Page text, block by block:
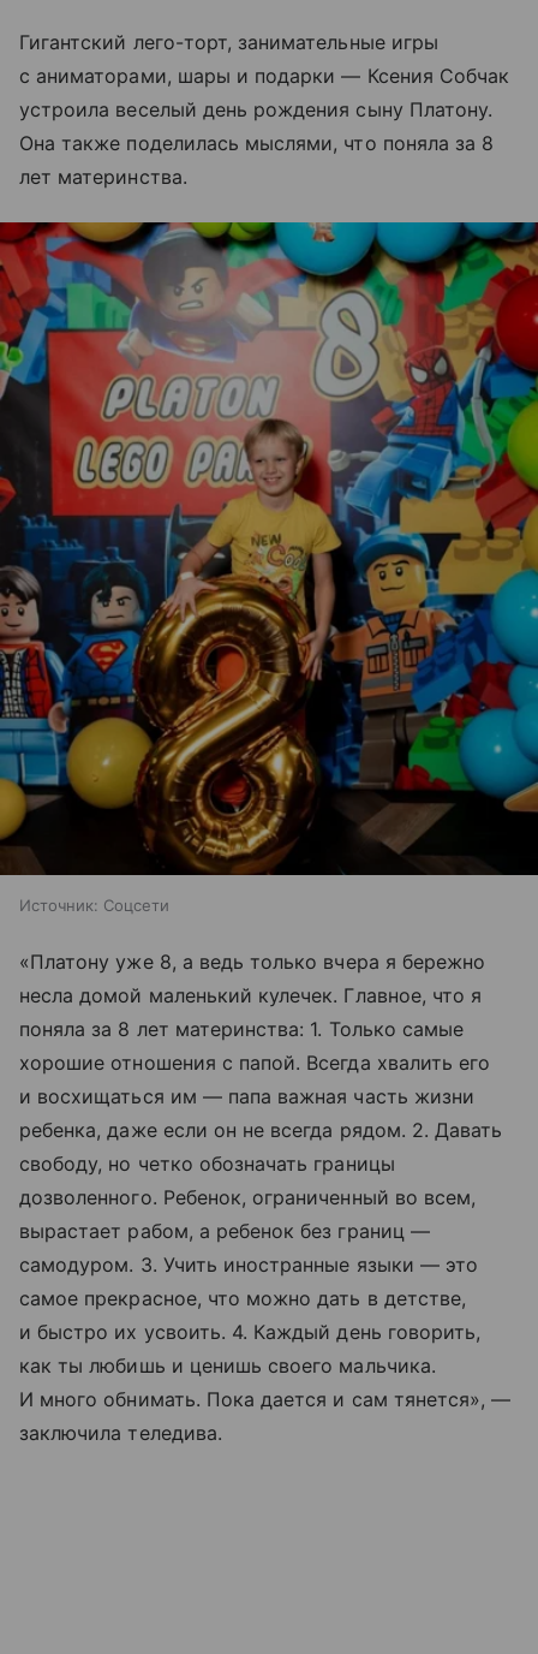
Гигантский лего-торт, занимательные игры
с аниматорами, шары и подарки — Ксения Собчак
устроила веселый день рождения сыну Платону.
Она также поделилась мыслями, что поняла за 8
лет материнства.
Источник: Соцсети
«Платону уже 8, а ведь только вчера я бережно
несла домой маленький кулечек. Главное, что я
поняла за 8 лет материнства: 1. Только самые
хорошие отношения с папой. Всегда хвалить его
и восхищаться им — папа важная часть жизни
ребенка, даже если он не всегда рядом. 2. Давать
свободу, но четко обозначать границы
дозволенного. Ребенок, ограниченный во всем,
вырастает рабом, а ребенок без границ —
самодуром. 3. Учить иностранные языки — это
самое прекрасное, что можно дать в детстве,
и быстро их усвоить. 4. Каждый день говорить,
как ты любишь и ценишь своего мальчика.
И много обнимать. Пока дается и сам тянется», —
заключила теледива.